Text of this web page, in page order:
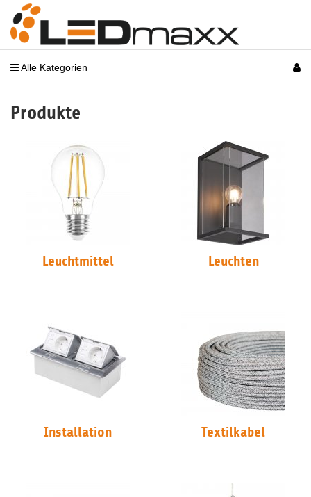
Alle Kategorien
Produkte
Leuchtmittel Leuchten
Installation Textilkabel